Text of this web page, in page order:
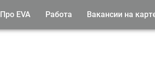
Про EVA Работа Вакансии на